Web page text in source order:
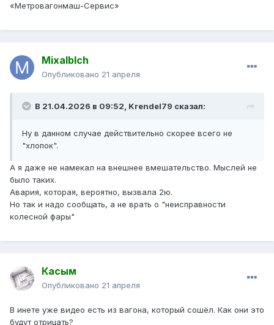
«Метровагонмаш-Сервис»
Mixalblch
Опубликовано 21 апреля
В 21.04.2026 в 09:52, Krendel79 сказал:
Ну в данном случае действительно скорее всего не
"хлопок".
А я даже не намекал на внешнее вмешательство. Мыслей не
было таких.
Авария, которая, вероятно, вызвала 2ю.
Но так и надо сообщать, а не врать о "неисправности
колесной фары"
Касым
Опубликовано 21 апреля
В инете уже видео есть из вагона, который сошёл. Как они это
будут отрицать?